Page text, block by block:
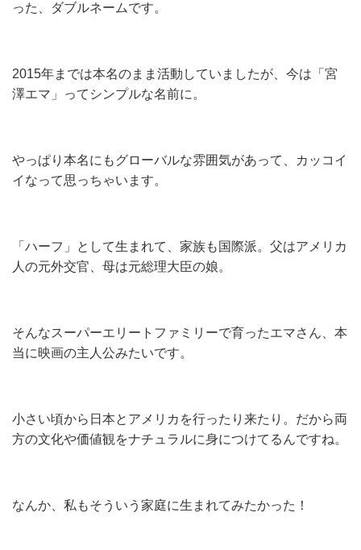
った、ダブルネームです。
2015年までは本名のまま活動していましたが、今は「宮
澤エマ」ってシンプルな名前に。
やっぱり本名にもグローバルな雰囲気があって、カッコイ
イなって思っちゃいます。
「ハーフ」として生まれて、家族も国際派。父はアメリカ
人の元外交官、母は元総理大臣の娘。
そんなスーパーエリートファミリーで育ったエマさん、本
当に映画の主人公みたいです。
小さい頃から日本とアメリカを行ったり来たり。だから両
方の文化や価値観をナチュラルに身につけてるんですね。
なんか、私もそういう家庭に生まれてみたかった！